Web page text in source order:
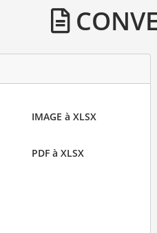
IMAGE à XLSX
PDF à XLSX